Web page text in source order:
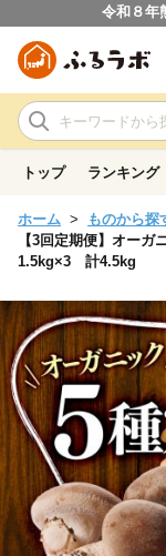
令和８年
トップ ランキング
ホーム ものから探
【3回定期便】オー
1.5kg×3 計4.5kg